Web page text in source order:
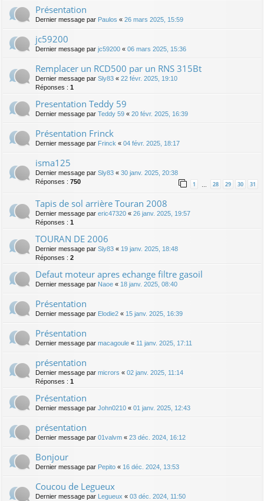
Présentation
Dernier message par Paulos « 26 mars 2025, 15:59
jc59200
Dernier message par jc59200 « 06 mars 2025, 15:36
Remplacer un RCD500 par un RNS 315Bt
Dernier message par Sly83 « 22 févr. 2025, 19:10
Réponses : 1
Presentation Teddy 59
Dernier message par Teddy 59 « 20 févr. 2025, 16:39
Présentation Frinck
Dernier message par Frinck « 04 févr. 2025, 18:17
isma125
Dernier message par Sly83 « 30 janv. 2025, 20:38
Réponses : 750 1 … 28 29 30 31
Tapis de sol arrière Touran 2008
Dernier message par eric47320 « 26 janv. 2025, 19:57
Réponses : 1
TOURAN DE 2006
Dernier message par Sly83 « 19 janv. 2025, 18:48
Réponses : 2
Defaut moteur apres echange filtre gasoil
Dernier message par Naoe « 18 janv. 2025, 08:40
Présentation
Dernier message par Elodie2 « 15 janv. 2025, 16:39
Présentation
Dernier message par macagoule « 11 janv. 2025, 17:11
présentation
Dernier message par micrors « 02 janv. 2025, 11:14
Réponses : 1
Présentation
Dernier message par John0210 « 01 janv. 2025, 12:43
présentation
Dernier message par 01valvm « 23 déc. 2024, 16:12
Bonjour
Dernier message par Pepito « 16 déc. 2024, 13:53
Coucou de Legueux
Dernier message par Legueux « 03 déc. 2024, 11:50